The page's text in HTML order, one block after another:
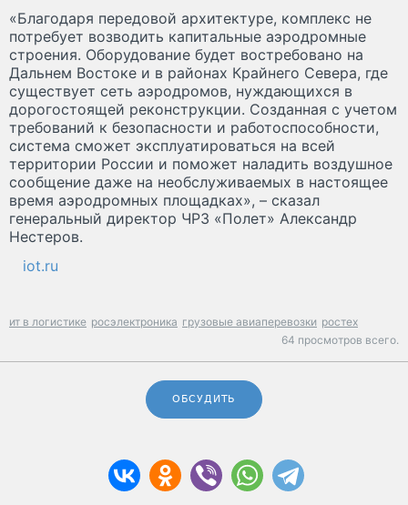
«Благодаря передовой архитектуре, комплекс не
потребует возводить капитальные аэродромные
строения. Оборудование будет востребовано на
Дальнем Востоке и в районах Крайнего Севера, где
существует сеть аэродромов, нуждающихся в
дорогостоящей реконструкции. Созданная с учетом
требований к безопасности и работоспособности,
система сможет эксплуатироваться на всей
территории России и поможет наладить воздушное
сообщение даже на необслуживаемых в настоящее
время аэродромных площадках», – сказал
генеральный директор ЧРЗ «Полет» Александр
Нестеров.
iot.ru
ит в логистике росэлектроника грузовые авиаперевозки ростех
64 просмотров всего.
ОБСУДИТЬ